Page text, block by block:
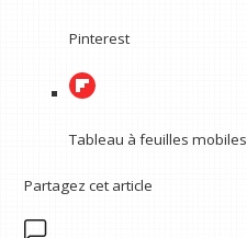
Pinterest
Tableau à feuilles mobiles
Partagez cet article